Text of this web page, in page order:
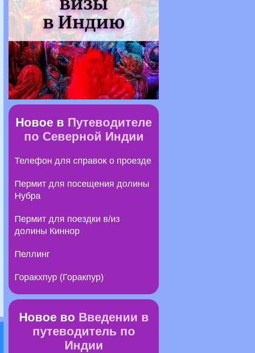
Новое в Путеводителе
по Северной Индии
Телефон для справок о проезде
Пермит для посещения долины
Нубра
Пермит для поездки в/из
долины Киннор
Пеллинг
Горакхпур (Горакпур)
Новое во Введении в
путеводитель по
Индии